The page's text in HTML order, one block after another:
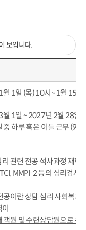
보입니다.
1일 (목) 10시~ 1월 15
1일 ~ 2027년 2월 28일
하루 혹은 이틀 근무 (9
리 관련 전공 석사과정 재학
MMPI-2 등의 심리검사
이란 상담 심리 사회복지
이
객원 및 수련상담원으로 위